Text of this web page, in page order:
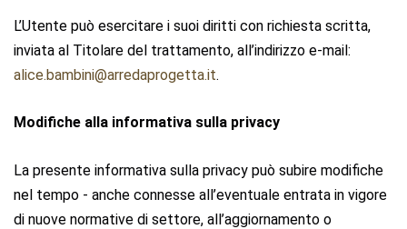
L’Utente può esercitare i suoi diritti con richiesta scritta,
inviata al Titolare del trattamento, all’indirizzo e-mail:
alice.bambini@arredaprogetta.it.
Modifiche alla informativa sulla privacy
La presente informativa sulla privacy può subire modifiche
nel tempo - anche connesse all’eventuale entrata in vigore
di nuove normative di settore, all’aggiornamento o